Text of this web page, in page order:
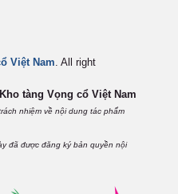
Việt Nam. All right
tàng Vọng cổ Việt Nam
nhiệm về nội dung tác phẩm
đã được đăng ký bản quyền nội